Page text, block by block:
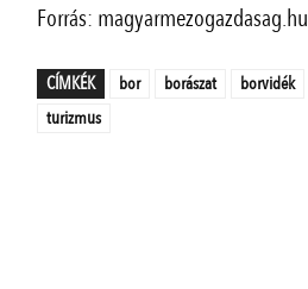
Forrás: magyarmezogazdasag.hu
CÍMKÉK bor borászat borvidék
turizmus